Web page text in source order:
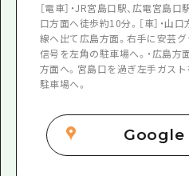
［電車］・JR宮島口駅、広電宮島
口方面へ徒歩約10分。［車］・山
線へ出て広島方面。右手に安芸
信号を左角の駐車場へ。・広島
方面へ。宮島口を過ぎ左手ガス
駐車場へ。
Google